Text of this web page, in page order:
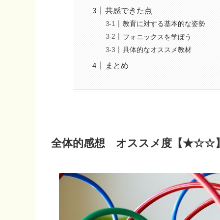
共感できた点
教育に対する基本的な姿勢
フォニックスを学ぼう
具体的なオススメ教材
まとめ
全体的感想 オススメ度【★☆☆